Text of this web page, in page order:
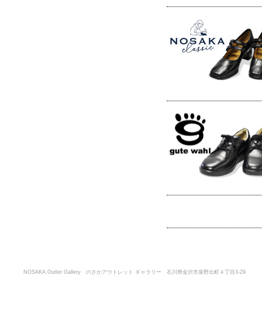
NOSAKA Outlet Gallery のさかアウトレット ギャラリー 石川県金沢市泉野出町４丁目3-29